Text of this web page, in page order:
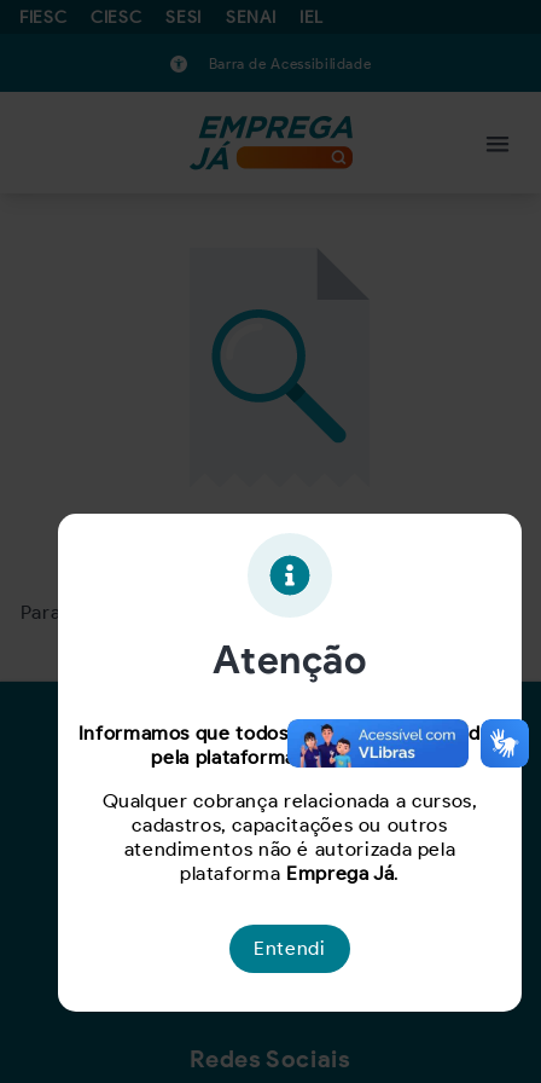
FIESC CIESC SESI SENAI IEL
Barra de Acessibilidade
Oportunidade expirada!
Para ver mais, acesse a páginaBuscar Oportunidades.
Para Candidatos
Cadastro de Currículo
Capacite-se
Criar Oportunidade
Redes Sociais
Atenção
Informamos que todos os serviços oferecidos
pela plataforma são gratuitos.
Qualquer cobrança relacionada a cursos,
cadastros, capacitações ou outros
atendimentos não é autorizada pela
plataforma Emprega Já.
Entendi